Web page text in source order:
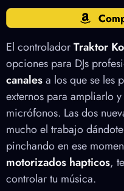
El controladorTraktor
opciones para DJs
canalesa los que se les
externos para ampliarlo
micrófonos. Las dos
mucho el trabajo
pinchando en ese
motorizados hapticos,
controlar tu música.